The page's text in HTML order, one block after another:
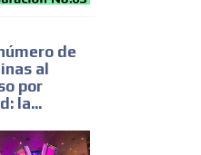
de
al
por
la...